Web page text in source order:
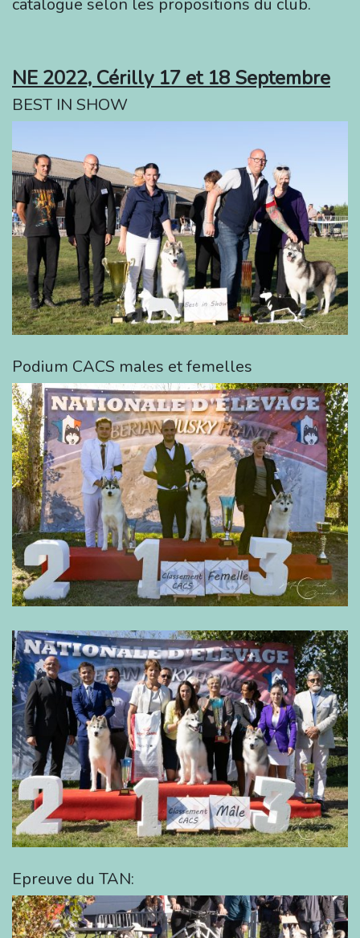
catalogue selon les propositions du club.
NE 2022, Cérilly 17 et 18 Septembre
BEST IN SHOW
Podium CACS males et femelles
Epreuve du TAN: